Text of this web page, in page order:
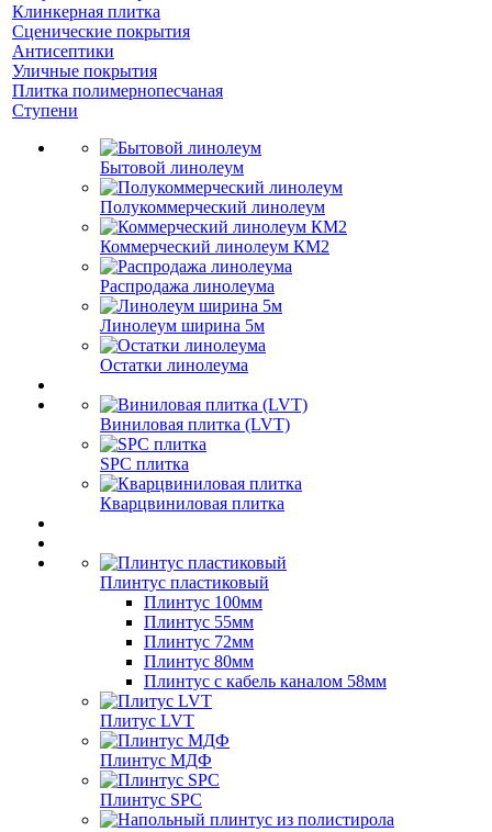
Клинкерная плитка
Сценические покрытия
Антисептики
Уличные покрытия
Плитка полимернопесчаная
Ступени
Бытовой линолеум
Полукоммерческий линолеум
Коммерческий линолеум КМ2
Распродажа линолеума
Линолеум ширина 5м
Остатки линолеума
Виниловая плитка (LVT)
SPC плитка
Кварцвиниловая плитка
Плинтус пластиковый
Плинтус 100мм
Плинтус 55мм
Плинтус 72мм
Плинтус 80мм
Плинтус с кабель каналом 58мм
Плитус LVT
Плинтус МДФ
Плинтус SPC